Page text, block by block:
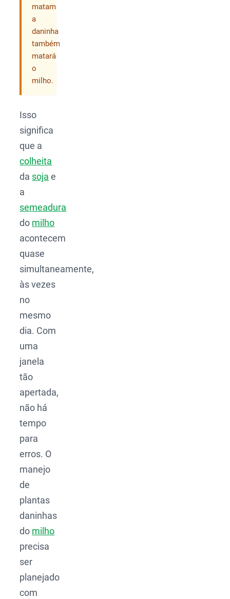
matam
a
daninha
também
matará
o
milho.
Isso
significa
que a
colheita
da soja e
a
semeadura
do milho
acontecem
quase
simultaneamente,
às vezes
no
mesmo
dia. Com
uma
janela
tão
apertada,
não há
tempo
para
erros. O
manejo
de
plantas
daninhas
do milho
precisa
ser
planejado
com